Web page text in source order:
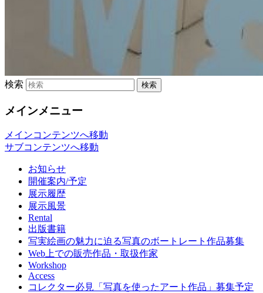
検索
メインメニュー
メインコンテンツへ移動
サブコンテンツへ移動
お知らせ
開催案内/予定
展示履歴
展示風景
Rental
出版書籍
写実絵画の魅力に迫る写真のボートレート作品募集
Web上での販売作品・取扱作家
Workshop
Access
コレクター必見「写真を使ったアート作品」募集予定